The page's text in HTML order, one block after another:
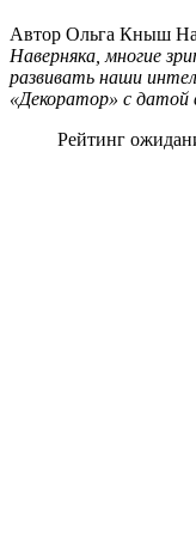
Автор Ольга Кныш
Наверняка, многие
развивать наши
«Декоратор» с датой
Рейтинг